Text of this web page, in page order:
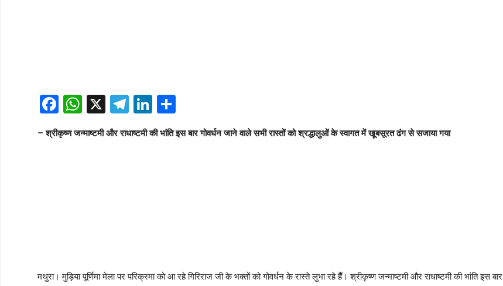
Facebook
WhatsApp
X Telegram
LinkedIn
Share
– श्रीकृष्ण जन्माष्टमी और राधाष्टमी की भांति इस बार गोवर्धन जाने वाले सभी रास्तों को श्रद्धालुओं के स्वागत में खूबसूरत ढंग से सजाया गया
मथुरा। मुड़िया पूर्णिमा मेला पर परिक्रमा को आ रहे गिरिराज जी के भक्तों को गोवर्धन के रास्ते लुभा रहे हैँ। श्रीकृष्ण जन्माष्टमी और राधाष्टमी की भांति इस बार